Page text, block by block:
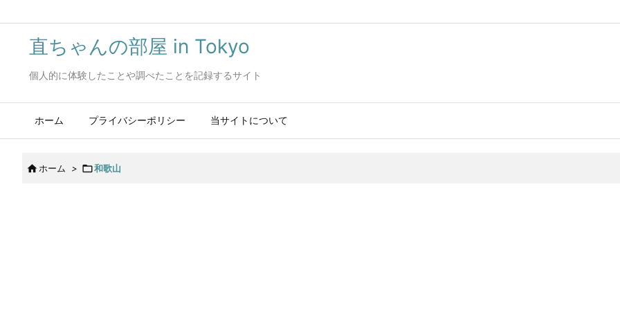
直ちゃんの部屋 in Tokyo
個人的に体験したことや調べたことを記録するサイト
ホーム プライバシーポリシー 当サイトについて
 ホーム > 和歌山